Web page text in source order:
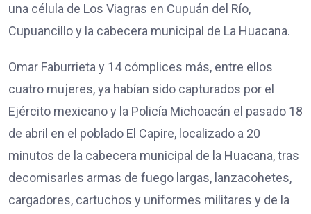
una célula de Los Viagras en Cupuán del Río,
Cupuancillo y la cabecera municipal de La Huacana.
Omar Faburrieta y 14 cómplices más, entre ellos
cuatro mujeres, ya habían sido capturados por el
Ejército mexicano y la Policía Michoacán el pasado 18
de abril en el poblado El Capire, localizado a 20
minutos de la cabecera municipal de la Huacana, tras
decomisarles armas de fuego largas, lanzacohetes,
cargadores, cartuchos y uniformes militares y de la